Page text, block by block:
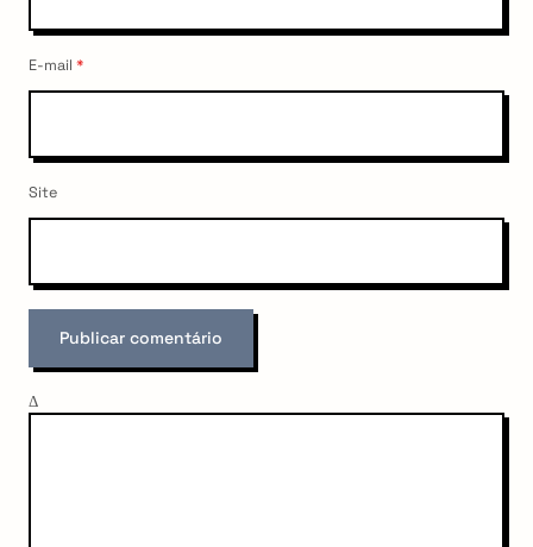
E-mail *
Site
Δ